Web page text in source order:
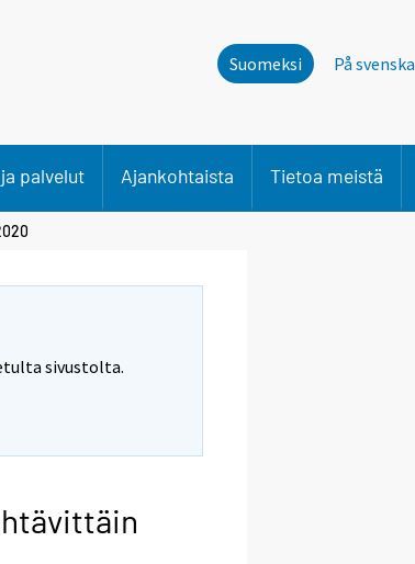
Suomeksi På svenska
palvelut Ajankohtaista Tietoa meistä
sivustolta.